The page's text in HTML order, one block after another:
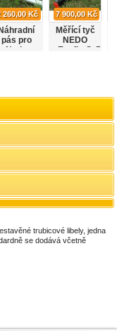
260,00 Kč
Náhradní
pás pro
Nedo
7 900,00 Kč
Měřící tyč
NEDO
mEssfix-S, 5
trubicové libely, jedna
se dodává včetně